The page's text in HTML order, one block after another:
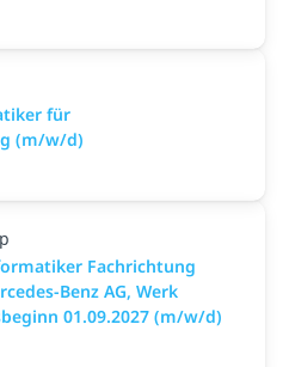
für
(m/w/d)
Fachrichtung
Benz AG, Werk
01.09.2027 (m/w/d)